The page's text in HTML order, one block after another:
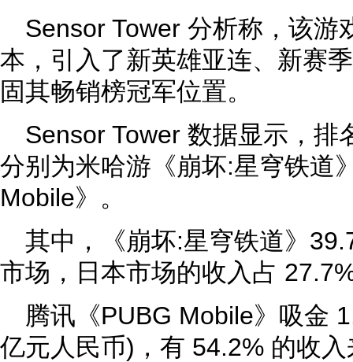
Sensor Tower 分析称，该游
本，引入了新英雄亚连、新赛
固其畅销榜冠军位置。
Sensor Tower 数据显示，排
分别为米哈游《崩坏:星穹铁道
Mobile》。
其中，《崩坏:星穹铁道》
市场，日本市场的收入占
腾讯《PUBG Mobile》吸金
亿元人民币)，有 54.2% 的收